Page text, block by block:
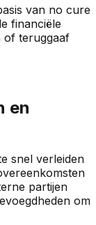
van no cure
financiële
of teruggaaf
en
snel verleiden
partijen
om